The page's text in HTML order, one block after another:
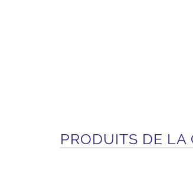
PRODUITS DE LA